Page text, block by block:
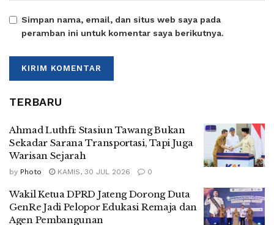
Simpan nama, email, dan situs web saya pada
peramban ini untuk komentar saya berikutnya.
TERBARU
Ahmad Luthfi: Stasiun Tawang Bukan
Sekadar Sarana Transportasi, Tapi Juga
Warisan Sejarah
by Photo KAMIS, 30 JUL 2026 0
Wakil Ketua DPRD Jateng Dorong Duta
GenRe Jadi Pelopor Edukasi Remaja dan
Agen Pembangunan